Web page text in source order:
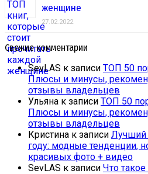
женщине
27.02.2022
Свежие комментарии
SevLAS к записи ТОП 50
Плюсы и минусы,
отзывы владельцев
Ульяна к записи ТОП 50
Плюсы и минусы,
отзывы владельцев
Кристина к записи Лучший
году: модные тенденции,
красивых фото + видео
SevLAS к записи Что